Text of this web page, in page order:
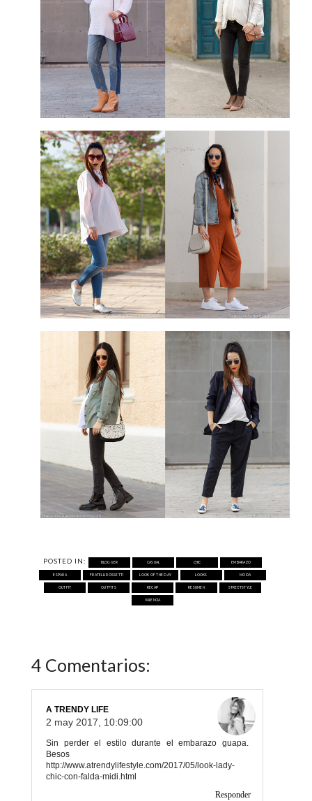
POSTED IN: BLOGGER CASUAL CHIC EMBARAZO
ESPAÑA FRATELLI ROSSETTI LOOK OF THE DAY LOOKS MODA
OUTFIT OUTFITS RECAP RESUMEN STREETSTYLE
VALENCIA
4 Comentarios:
A TRENDY LIFE
2 may 2017, 10:09:00
Sin perder el estilo durante el embarazo guapa.
Besos
http://www.atrendylifestyle.com/2017/05/look-lady-
chic-con-falda-midi.html
Responder